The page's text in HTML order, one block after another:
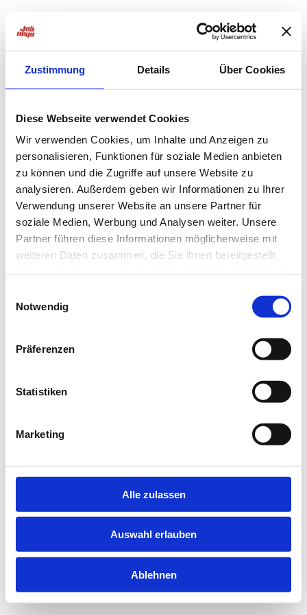
Zustimmung Details Über Cookies
Diese Webseite verwendet Cookies
Wir verwenden Cookies, um Inhalte und Anzeigen zu
personalisieren, Funktionen für soziale Medien anbieten
zu können und die Zugriffe auf unsere Website zu
analysieren. Außerdem geben wir Informationen zu Ihrer
Verwendung unserer Website an unsere Partner für
soziale Medien, Werbung und Analysen weiter. Unsere
Partner führen diese Informationen möglicherweise mit
weiteren Daten zusammen, die Sie ihnen bereitgestellt
Notwendig
Präferenzen
Statistiken
Marketing
Alle zulassen
Auswahl erlauben
Ablehnen
loadingjobninja.com
for more